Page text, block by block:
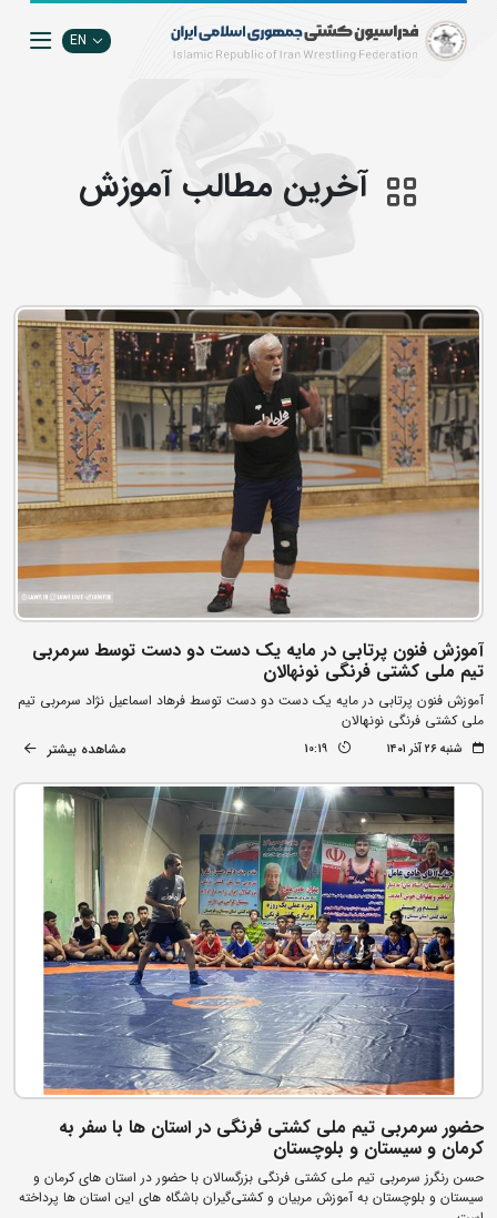
EN
آخرین مطالب آموزش
آموزش فنون پرتابی در مایه یک دست دو دست توسط سرمربی
تیم ملی کشتی فرنگی نونهالان
آموزش فنون پرتابی در مایه یک دست دو دست توسط فرهاد اسماعیل نژاد سرمربی تیم
ملی کشتی فرنگی نونهالان
شنبه ۲۶ آذر ۱۴۰۱ 10:19 مشاهده بیشتر
حضور سرمربی تیم ملی کشتی فرنگی در استان ها با سفر به
کرمان و سیستان و بلوچستان
حسن رنگرز سرمربی تیم ملی کشتی فرنگی بزرگسالان با حضور در استان های کرمان و
سیستان و بلوچستان به آموزش مربیان و کشتی‌گیران باشگاه های این استان ها پرداخته